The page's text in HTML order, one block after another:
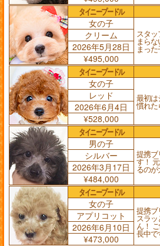
タイニープードル
女の子
スタ
まら
まっ
クリーム
2026年5月28日
¥495,000
タイニープードル
女の子
最初は
慣れた
レッド
2026年6月4日
¥528,000
タイニープードル
男の子
提携ブ
す！
るのが
シルバー
2026年3月17日
¥484,000
タイニープードル
女の子
提携ブ
スラ
ん！
長中で
アプリコット
2026年6月10日
¥473,000